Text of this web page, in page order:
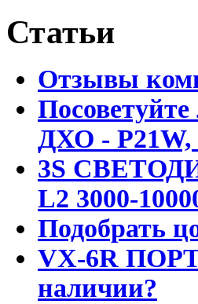
Статьи
Отзывы
ДХО - P21W,
3S
L2 3000-
Подобрать
VX-6R
наличии?